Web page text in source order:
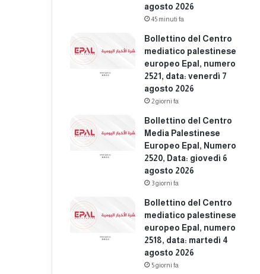
agosto 2026
45 minuti fa
Bollettino del Centro
mediatico palestinese
europeo Epal, numero
2521, data: venerdì 7
agosto 2026
2 giorni fa
Bollettino del Centro
Media Palestinese
Europeo Epal, Numero
2520, Data: giovedì 6
agosto 2026
3 giorni fa
Bollettino del Centro
mediatico palestinese
europeo Epal, numero
2518, data: martedì 4
agosto 2026
5 giorni fa